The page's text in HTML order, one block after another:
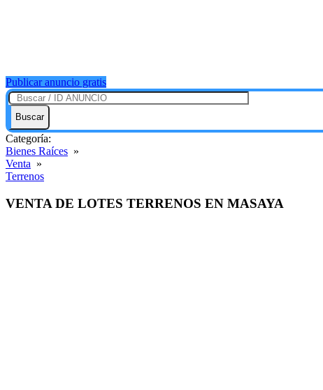
Publicar anuncio gratis
Buscar
Categoría:
Bienes Raíces »
Venta »
Terrenos
VENTA DE LOTES TERRENOS EN MASAYA